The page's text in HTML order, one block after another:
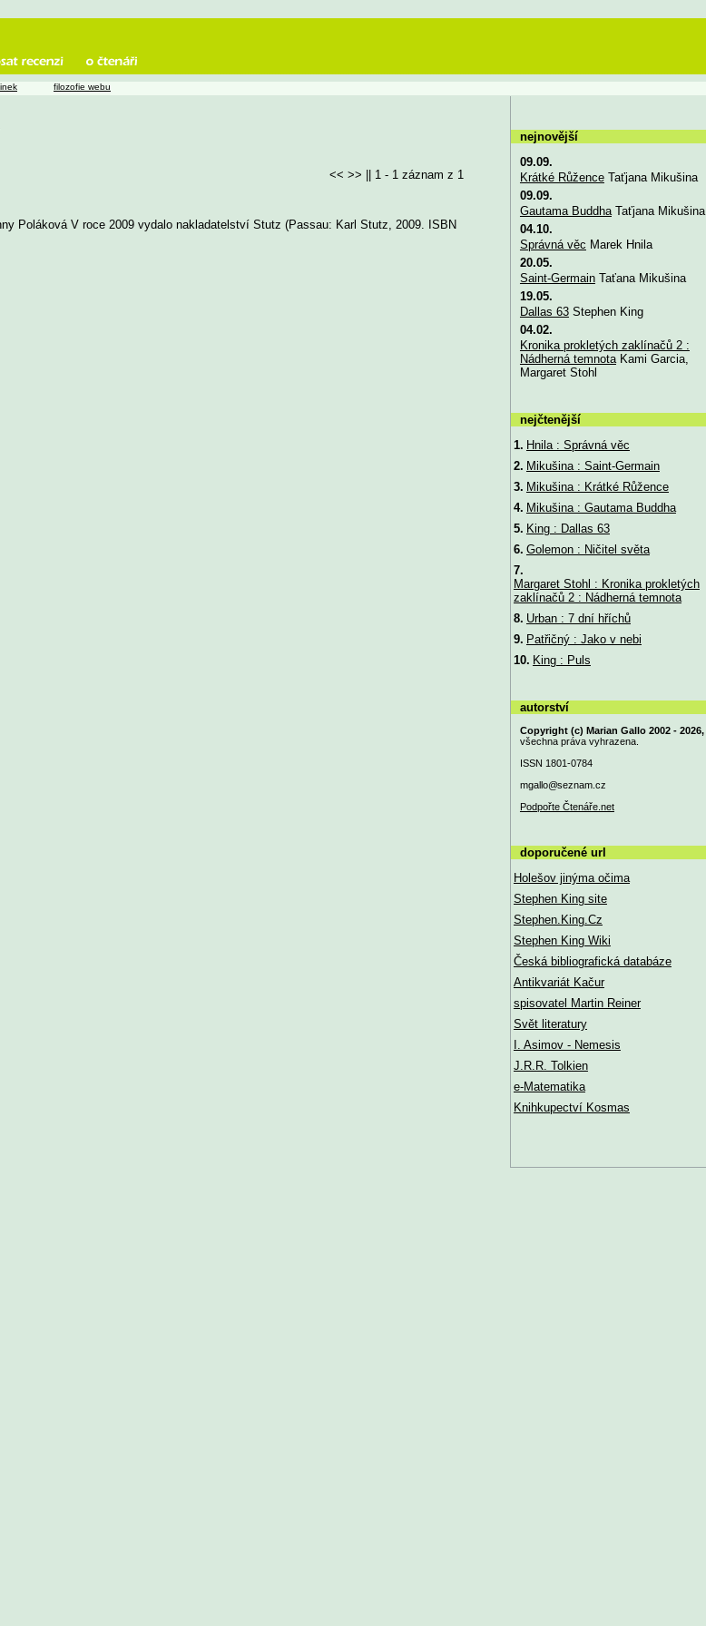
<< >> || 1 - 1 záznam z 1
Poláková V roce 2009 vydalo nakladatelství Stutz (Passau: Karl Stutz, 2009. ISBN
filozofie webu
nejnovější
09.09.
Krátké RůženceTaťjana Mikušina
09.09.
Gautama BuddhaTaťjana Mikušina
04.10.
Správná věc Marek Hnila
20.05.
Saint-GermainTaťana Mikušina
19.05.
Dallas 63Stephen King
04.02.
Kronika prokletých zaklínačů 2 :
Nádherná temnotaKami Garcia,
Margaret Stohl
nejčtenější
1. Hnila : Správná věc
2. Mikušina : Saint-Germain
3. Mikušina : Krátké Růžence
4. Mikušina : Gautama Buddha
5. King : Dallas 63
6. Golemon : Ničitel světa
7.
Margaret Stohl : Kronika prokletých
zaklínačů 2 : Nádherná temnota
8. Urban : 7 dní hříchů
9. Patřičný : Jako v nebi
10. King : Puls
autorství
Copyright (c) Marian Gallo 2002 - 2026,
všechna práva vyhrazena.
ISSN 1801-0784
mgallo@seznam.cz
Podpořte Čtenáře.net
doporučené url
Holešov jinýma očima
Stephen King site
Stephen.King.Cz
Stephen King Wiki
Česká bibliografická databáze
Antikvariát Kačur
spisovatel Martin Reiner
Svět literatury
I. Asimov - Nemesis
J.R.R. Tolkien
e-Matematika
Knihkupectví Kosmas